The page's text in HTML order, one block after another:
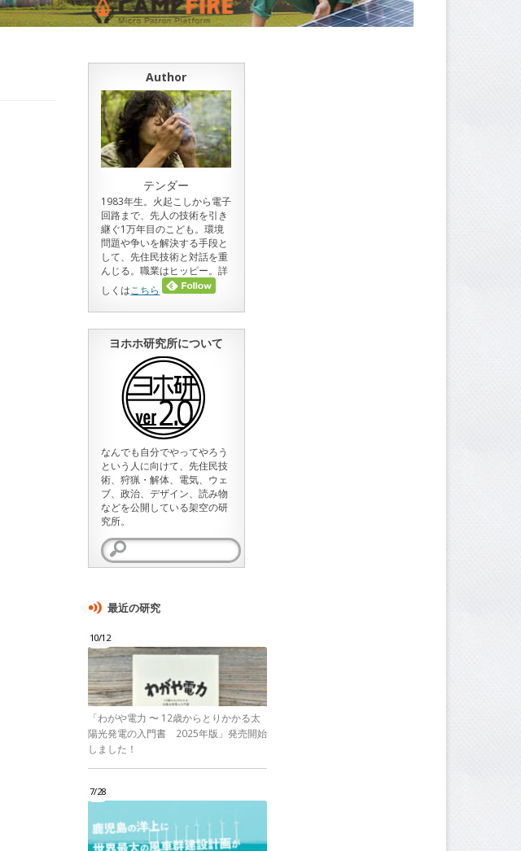
Author
テンダー
1983年生。火起こしから電子
回路まで、先人の技術を引き
継ぐ1万年目のこども。環境
問題や争いを解決する手段と
して、先住民技術と対話を重
んじる。職業はヒッピー。詳
しくはこちら
ヨホホ研究所について
なんでも自分でやってやろう
という人に向けて、先住民技
術、狩猟・解体、電気、ウェ
ブ、政治、デザイン、読み物
などを公開している架空の研
究所。
検
索:
最近の研究
10/12
「わがや電力 〜 12歳からとりかかる太
陽光発電の入門書 2025年版」発売開始
しました！
7/28